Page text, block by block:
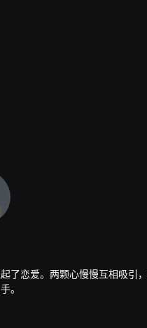
了恋爱。两颗心慢慢互相吸引
。